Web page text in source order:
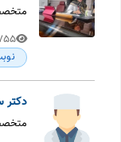
دکتر